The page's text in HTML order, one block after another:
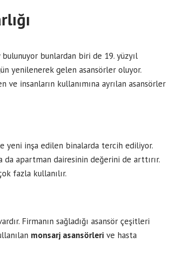
bunlardan biri de 19. yüzyıl
yenilenerek gelen asansörler oluyor.
insanların kullanımına ayrılan asansörler
yeni inşa edilen binalarda tercih ediliyor.
da apartman dairesinin değerini de arttırır.
fazla kullanılır.
Firmanın sağladığı asansör çeşitleri
monsarj asansörleri ve hasta